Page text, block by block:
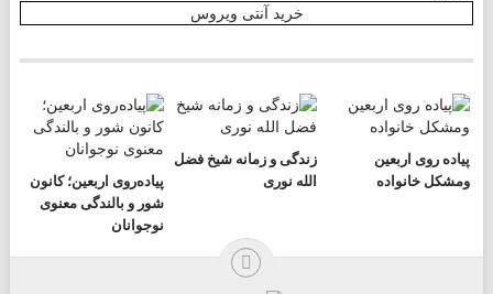
خرید آنتی ویروس
پیاده‌روی اربعین؛ کانون
شور و بالندگی معنوی
نوجوانان
زندگی و زمانه شیخ فضل
الله نوری
پیاده روی اربعین
ومشکل خانواده